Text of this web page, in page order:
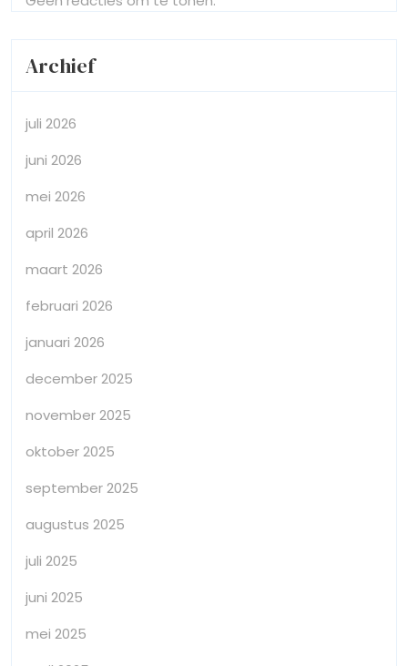
Archief
juli 2026
juni 2026
mei 2026
april 2026
maart 2026
februari 2026
januari 2026
december 2025
november 2025
oktober 2025
september 2025
augustus 2025
juli 2025
juni 2025
mei 2025